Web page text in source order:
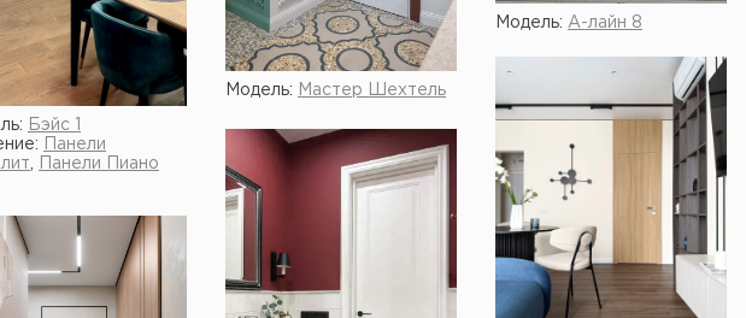
Бэйс 1
Панели
Панели Пиано
Модель: А-лайн 8
Модель:
Мастер Шехтель